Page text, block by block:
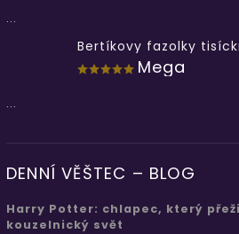
...
Bertíkovy fazolky
Mega
...
DENNÍ VĚŠTEC – BLOG
Harry Potter: chlapec, který
kouzelnický svět